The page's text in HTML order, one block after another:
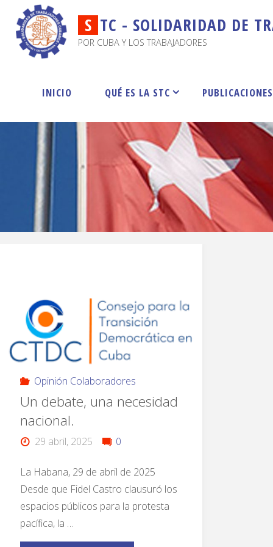
S TC - SOLIDARIDAD DE TR
POR CUBA Y LOS TRABAJADORES
INICIO QUÉ ES LA STC PUBLICACIONES
Opinión Colaboradores
Un debate, una necesidad
nacional.
29 abril, 2025 0
La Habana, 29 de abril de 2025
Desde que Fidel Castro clausuró los
espacios públicos para la protesta
pacífica, la …